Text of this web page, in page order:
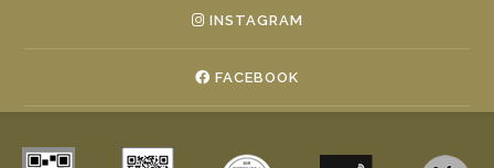
INSTAGRAM
FACEBOOK